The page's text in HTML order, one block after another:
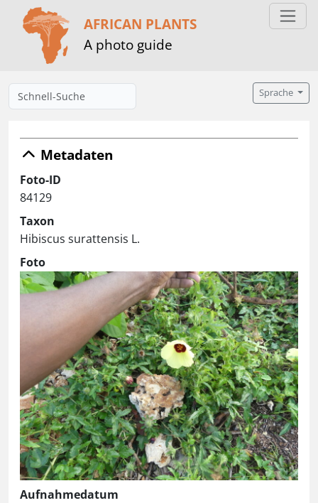
AFRICAN PLANTS
A photo guide
Sprache
Metadaten
Foto-ID
84129
Taxon
Hibiscus surattensis L.
Foto
Aufnahmedatum